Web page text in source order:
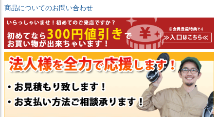
商品についてのお問い合わせ